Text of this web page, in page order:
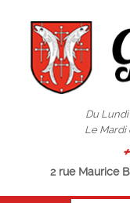
Du
Le Mardi
2 rue Maurice